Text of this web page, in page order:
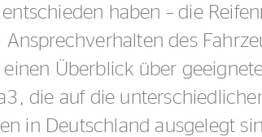
haben – die
des
Überblick über
die auf die
in Deutschland ausgelegt